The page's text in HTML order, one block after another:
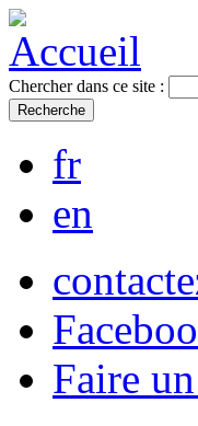
Chercher dans ce site :
fr
en
Faire